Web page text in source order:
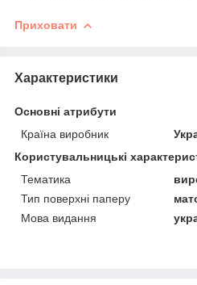
Приховати
Характеристики
Основні атрибути
Країна виробник
Користувальницькі
Тематика
Тип поверхні паперу
Мова видання